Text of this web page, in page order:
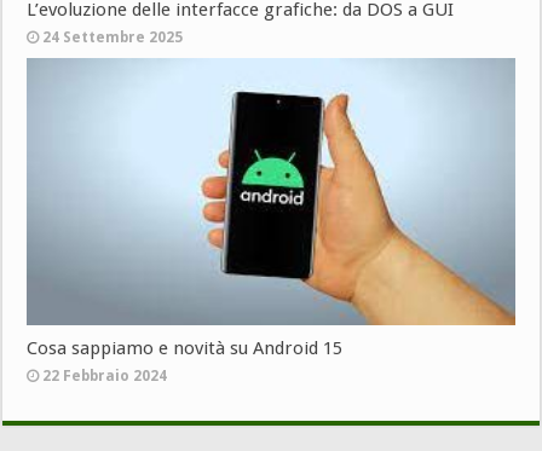
L’evoluzione delle interfacce grafiche: da DOS a GUI
24 Settembre 2025
Cosa sappiamo e novità su Android 15
22 Febbraio 2024